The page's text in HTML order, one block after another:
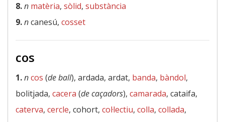
8.n matèria, sòlid, substància
9.ncanesú, cosset
cos
1.ncos (de ball), ardada, ardat, banda, bàndol,
bolitjada, cacera (de caçadors), camarada, cataifa,
caterva, cercle, cohort, col·lectiu, colla, collada,